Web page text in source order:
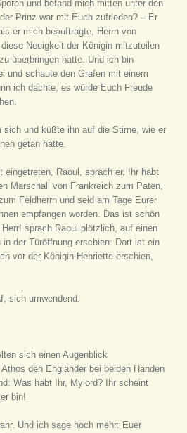
und befand mich mitten unter den
Prinz war mit Euch zufrieden? – Er
er mich beauftragte, Herrn von
Neuigkeit der Königin mitzuteilen
überbringen hatte. Und ich bin
und schaute den Grafen mit einem
ich dachte, es würde Euch Freude
sich und küßte ihn auf die Stirne, wie er
getan hätte.
eingetreten, Raoul, sprach er, Ihr habt
Marschall von Frankreich zum Paten,
Feldherrn und seid am Tage Eurer
empfangen worden. Das ist schön
sprach Raoul plötzlich, auf einen
in der Türöffnung erschien: Dort ist ein
vor der Königin Henriette erschien,
sich umwendend.
sich einen Augenblick
den Engländer bei beiden Händen
Was habt Ihr, Mylord? Ihr scheint
bin!
Und ich sage noch mehr: Euer